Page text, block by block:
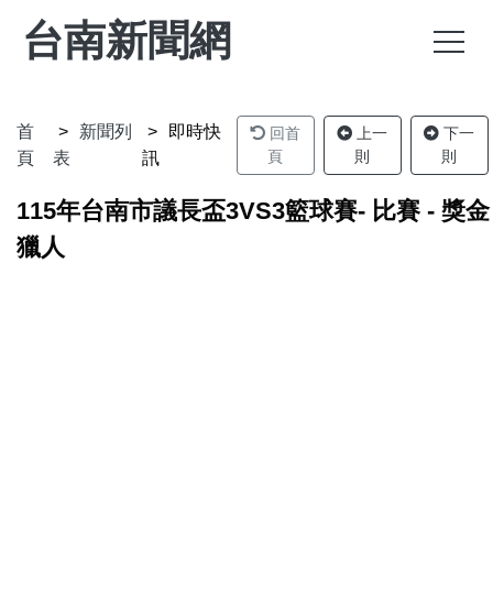
台南新聞網
首
頁
新聞列
表
即時快
訊
回首
頁
上一
則
下一
則
115年台南市議長盃3VS3籃球賽- 比賽 - 獎金
獵人